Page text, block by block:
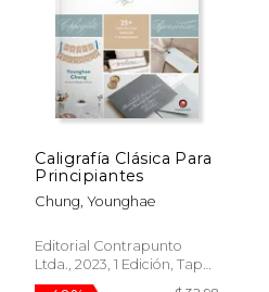
Caligrafía Clásica Para
Principiantes
Chung, Younghae
Editorial Contrapunto
Ltda., 2023, 1 Edición, Tapa
Blanda, Nuevo